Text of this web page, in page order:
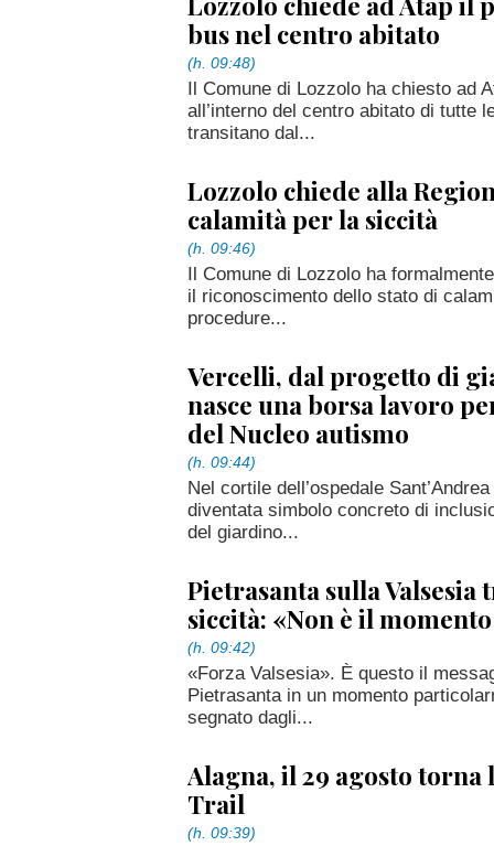
bus nel centro abitato
(h. 09:48)
Il Comune di Lozzolo ha chiesto ad
all’interno del centro abitato di tutte
transitano dal...
Lozzolo chiede alla
calamità per la siccità
(h. 09:46)
Il Comune di Lozzolo ha
il riconoscimento dello stato di
procedure...
Vercelli, dal progetto di
nasce una borsa lavoro
del Nucleo autismo
(h. 09:44)
Nel cortile dell’ospedale
diventata simbolo concreto di
del giardino...
Pietrasanta sulla Valsesia
siccità: «Non è il
(h. 09:42)
«Forza Valsesia». È questo il
Pietrasanta in un momento
segnato dagli...
Alagna, il 29 agosto torna
Trail
(h. 09:39)